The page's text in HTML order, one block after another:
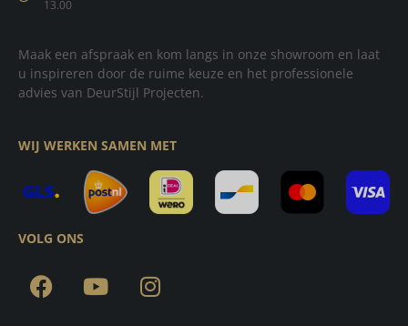
13.00
Maak een afspraak en kom langs in onze showroom en laat
u inspireren door de ruime keuze en het professionele
advies van DeurStijl Projecten.
WIJ WERKEN SAMEN MET
VOLG ONS